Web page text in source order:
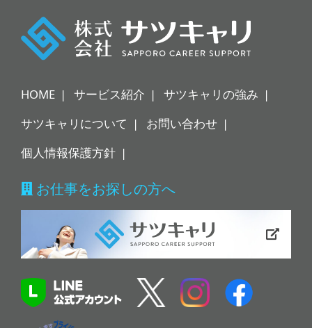
情報の開示等（利用目的の通知、開示、
内容の訂正・追加・削除、利用の停止ま
たは消去、第三者への提供の停止）に関
ることができます。
その際、当社はお客様ご本人を確認させ
対応いたします。
株式会社サツキャリ 個人情報問合せ
窓口
〒060-0061
8-2 高桑ビル8階
メールアドレス：
HOME サービス紹介
サツキャリの強み
サツキャリについて
お問い合わせ
個人情報保護方針
お仕事をお探しの方へ